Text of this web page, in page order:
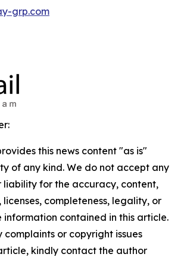
grp.com
this news content "as is"
of any kind. We do not accept any
liability for the accuracy, content,
licenses, completeness, legality, or
contained in this article.
or copyright issues
kindly contact the author